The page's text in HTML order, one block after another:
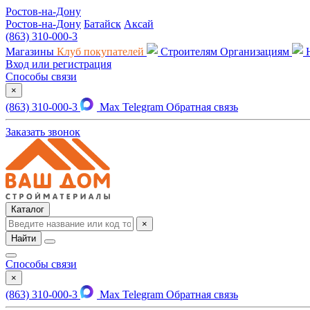
Ростов-на-Дону
Ростов-на-Дону Батайск Аксай
(863) 310-000-3
Магазины Клуб покупателей Строителям Организациям
Вход или регистрация
Способы связи
×
(863) 310-000-3 Max Telegram Обратная связь
Заказать звонок
Каталог
×
Найти
Способы связи
×
(863) 310-000-3 Max Telegram Обратная связь